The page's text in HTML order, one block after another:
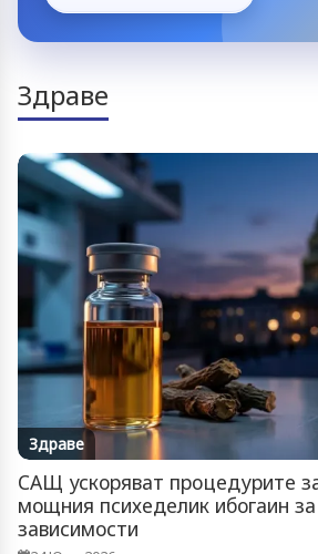
Здраве
Здраве
САЩ ускоряват процедурите
мощния психеделик ибогаин
зависимости